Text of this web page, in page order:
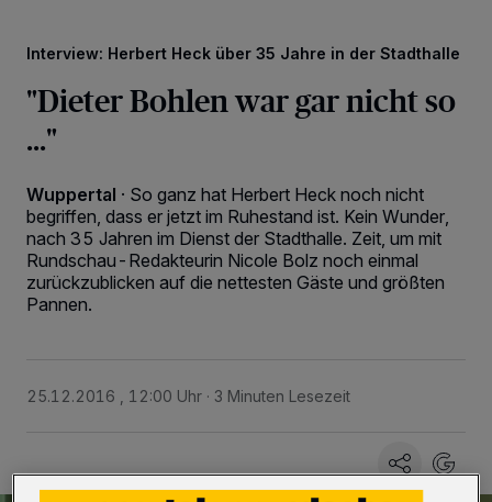
Interview: Herbert Heck über 35 Jahre in der Stadthalle
"Dieter Bohlen war gar nicht so
..."
Wuppertal · So ganz hat Herbert Heck noch nicht
begriffen, dass er jetzt im Ruhestand ist. Kein Wunder,
nach 35 Jahren im Dienst der Stadthalle. Zeit, um mit
Rundschau-Redakteurin Nicole Bolz noch einmal
zurückzublicken auf die nettesten Gäste und größten
Pannen.
25.12.2016 , 12:00 Uhr 3 Minuten Lesezeit